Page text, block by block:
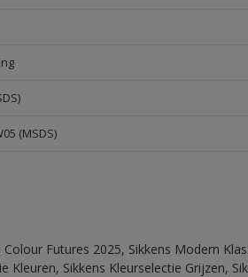
(MSDS)
Futures 2025, Sikkens Modern
Kleuren, Sikkens Kleurselectie Grijzen,